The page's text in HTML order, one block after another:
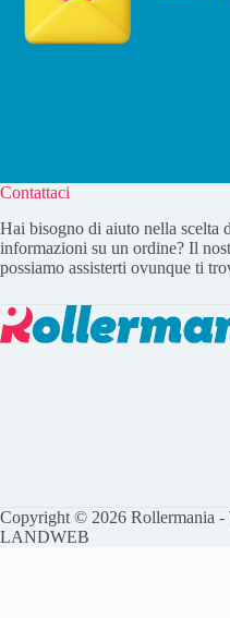
Contattaci
Hai bisogno di aiuto nella scelta
informazioni su un ordine? Il
possiamo assisterti ovunque ti
Copyright © 2026 Rollermania -
LANDWEB